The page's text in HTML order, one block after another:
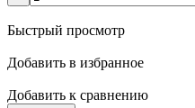
Быстрый просмотр
Добавить в избранное
Добавить к сравнению